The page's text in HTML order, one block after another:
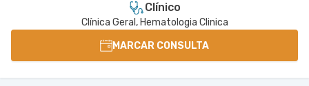
Clínico
Clínica Geral, Hematologia Clinica
MARCAR CONSULTA